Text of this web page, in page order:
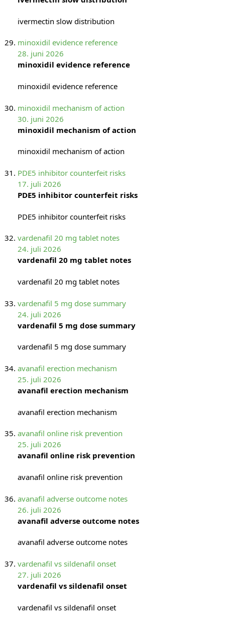
ivermectin slow distribution
minoxidil evidence reference
28. juni 2026
minoxidil evidence reference
minoxidil evidence reference
minoxidil mechanism of action
30. juni 2026
minoxidil mechanism of action
minoxidil mechanism of action
PDE5 inhibitor counterfeit risks
17. juli 2026
PDE5 inhibitor counterfeit risks
PDE5 inhibitor counterfeit risks
vardenafil 20 mg tablet notes
24. juli 2026
vardenafil 20 mg tablet notes
vardenafil 20 mg tablet notes
vardenafil 5 mg dose summary
24. juli 2026
vardenafil 5 mg dose summary
vardenafil 5 mg dose summary
avanafil erection mechanism
25. juli 2026
avanafil erection mechanism
avanafil erection mechanism
avanafil online risk prevention
25. juli 2026
avanafil online risk prevention
avanafil online risk prevention
avanafil adverse outcome notes
26. juli 2026
avanafil adverse outcome notes
avanafil adverse outcome notes
vardenafil vs sildenafil onset
27. juli 2026
vardenafil vs sildenafil onset
vardenafil vs sildenafil onset